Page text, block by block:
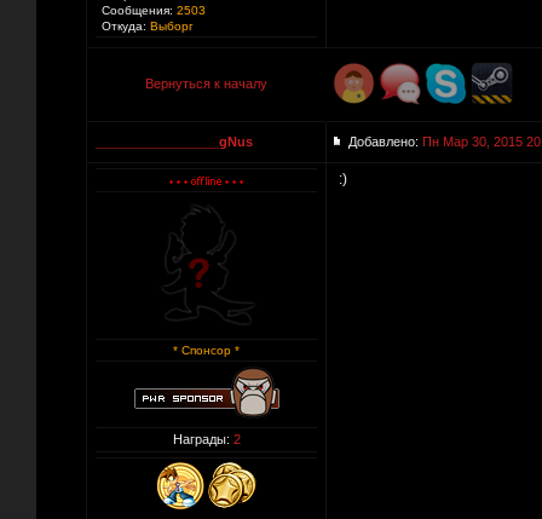
Сообщения: 2503
Откуда: Выборг
Вернуться к началу
_________________gNus Добавлено: Пн Мар 30, 2015
* Спонсор *
Награды: 2
:)